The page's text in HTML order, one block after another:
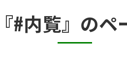
押入れ・収納・クロ
#内覧』のペ